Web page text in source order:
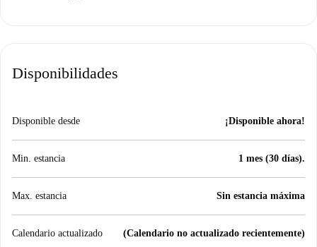
Disponibilidades
Disponible desde ¡Disponible ahora!
Min. estancia 1 mes (30 días).
Max. estancia Sin estancia máxima
Calendario actualizado (Calendario no actualizado recientemente)